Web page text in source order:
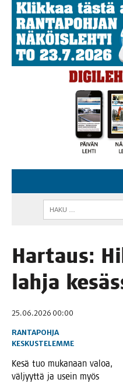
Har­taus:
lah­ja
25.06.2026 00:00
RANTAPOHJA
KESKUSTELEMME
Kesä tuo muka­naan valoa,
väl­jyyt­tä ja usein myös